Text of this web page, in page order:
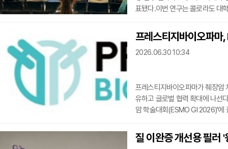
표됐다.이번 연구는 콜로라도 대
로 참여했다.연구 대상은 소아
B)과 비정형 기형양/횡문근양 종
는 유전자들이 과도하게
프레스티지바이오파
2026.06.30 10:34
프레스티지바이오파마가 췌장암
유하고 글로벌 협력 확대에 나선
암 학술대회(ESMO GI 2026)'에
r)를 표적하는 항체 신약 후보물
동학(PK) 및 초기 항종양 활성을
질 이완증 개선용 필러